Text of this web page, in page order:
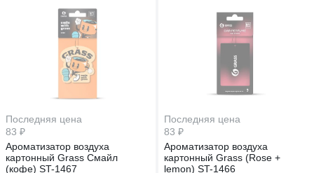
Последняя цена
83 ₽
Ароматизатор воздуха
картонный Grass Смайл
(кофе) ST-1467
Последняя цена
83 ₽
Ароматизатор воздуха
картонный Grass (Rose +
lemon) ST-1466